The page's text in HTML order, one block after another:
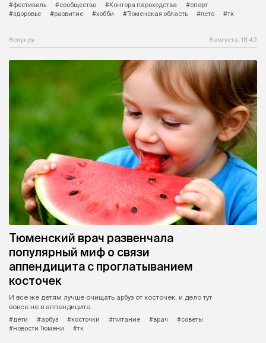
#фестиваль
#сообщество #Контора пароходства
#спорт
#здоровье
#развитие #хобби #Тюменская область #лето #тк
Вслух.ру 8 августа, 18:42
Тюменский врач развенчала
популярный миф о связи
аппендицита с проглатыванием
косточек
И все же детям лучше очищать арбуз от косточек, и дело тут
вовсе не в аппендиците.
#дети
#арбуз #косточки #питание #врач
#советы
#новости Тюмени
#тк